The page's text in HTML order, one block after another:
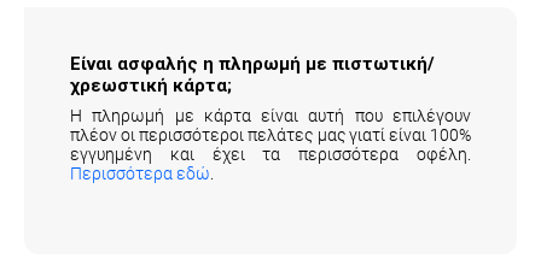
Είναι ασφαλής η πληρωμή με πιστωτική/
χρεωστική κάρτα;
Η πληρωμή με κάρτα είναι αυτή που επιλέγουν
πλέον οι περισσότεροι πελάτες μας γιατί είναι 100%
εγγυημένη και έχει τα περισσότερα οφέλη.
Περισσότερα εδώ